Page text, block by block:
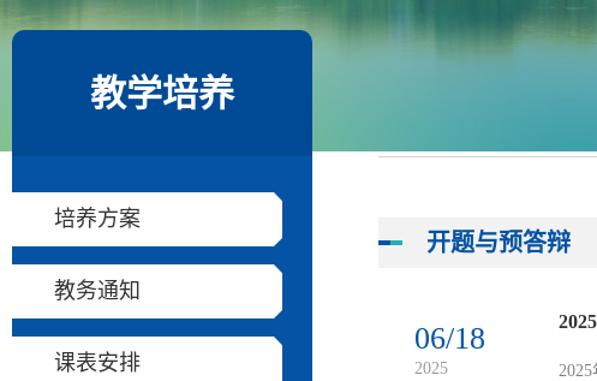
教学培养
培养方案
教务通知
课表安排
开题与预答辩
06/18
2025